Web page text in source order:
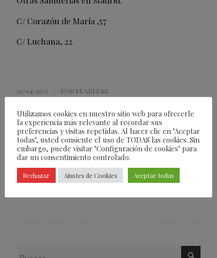
C/ Corazón de María ,57
C/ Luchana, 22
20/04/2023 POR FEARLESS
Compartir esta entrada
Utilizamos cookies en nuestro sitio web para ofrecerle
la experiencia más relevante al recordar sus
preferencias y visitas repetidas. Al hacer clic en "Aceptar
todas", usted consiente el uso de TODAS las cookies. Sin
embargo, puede visitar "Configuración de cookies" para
dar un consentimiento controlado.
Rechazar Ajustes de Cookies Aceptar todas